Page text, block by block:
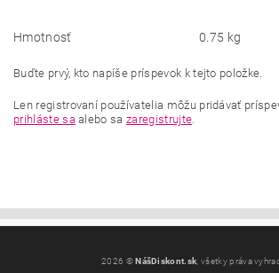
Hmotnosť 0.75 kg
Buďte prvý, kto napíše príspevok k tejto položke.
Len registrovaní používatelia môžu pridávať
prihláste sa alebo sazaregistrujte.
2026 ©NášDiskont.sk , všetky práva